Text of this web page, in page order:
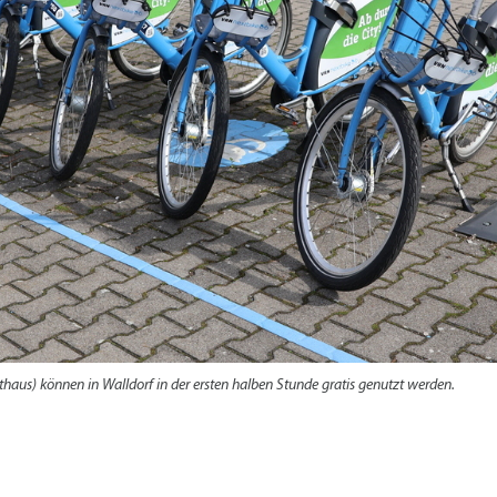
Veranstaltungskalender
Veranstaltungskalender
Veranstaltungskalender
+
Förderprogramme Mobilität
Veranstaltungskalender
Veranstaltungskalender
können in Walldorf in der ersten halben Stunde gratis genutzt werden.